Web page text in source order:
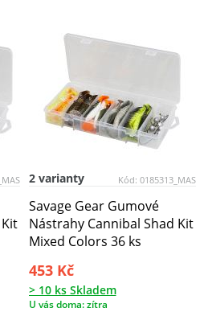
Kód: 0185313_MAS
2 varianty
Savage Gear Gumové
Nástrahy Cannibal Shad Kit
Mixed Colors 36 ks
453 Kč
> 10 ks Skladem
U vás doma: zítra